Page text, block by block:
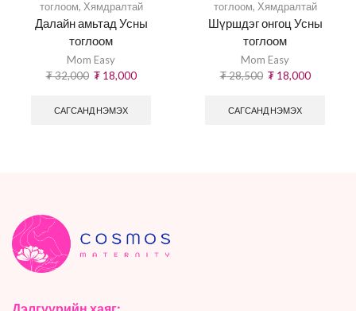
тоглоом, Хямдралтай
Далайн амьтад Усны
тоглоом
Mom Easy
₮32,000 ₮18,000
САГСАНД НЭМЭХ
тоглоом, Хямдралтай
Шүршдэг онгоц Усны
тоглоом
Mom Easy
₮28,500 ₮18,000
САГСАНД НЭМЭХ